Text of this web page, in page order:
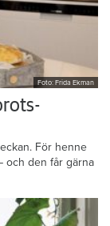
Foto: Frida Ekman
För henne
och den får gärna